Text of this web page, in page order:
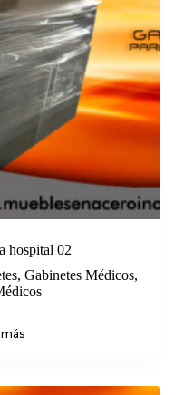
hospital 02
,Gabinetes Médicos,